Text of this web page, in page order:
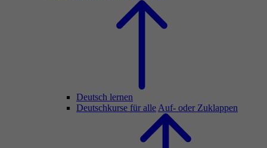
Deutsch lernen
Deutschkurse für alle Auf- oder Zuklappen